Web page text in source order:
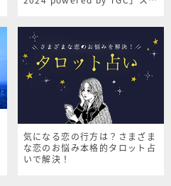
気になる恋の行方は？さまざま
な恋のお悩み本格的タロット占
いで解決！